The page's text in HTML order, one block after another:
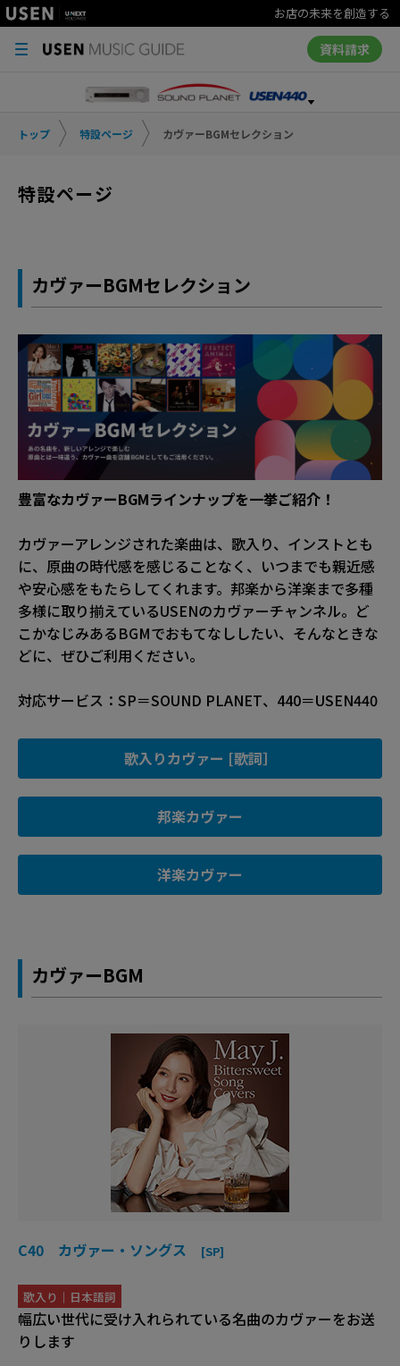
お店の未来を創造する
資料請求
トップ 特設ページ カヴァーBGMセレクション
特設ページ
カヴァーBGMセレクション
豊富なカヴァーBGMラインナップを一挙ご紹介！
カヴァーアレンジされた楽曲は、歌入り、インストとも
に、原曲の時代感を感じることなく、いつまでも親近感
や安心感をもたらしてくれます。邦楽から洋楽まで多種
多様に取り揃えているUSENのカヴァーチャンネル。ど
こかなじみあるBGMでおもてなししたい、そんなときな
どに、ぜひご利用ください。
対応サービス：SP＝SOUND PLANET、440＝USEN440
歌入りカヴァー [歌詞］
邦楽カヴァー
洋楽カヴァー
カヴァーBGM
C40 カヴァー・ソングス [SP]
歌入り｜日本語詞
幅広い世代に受け入れられている名曲のカヴァーをお送
りします